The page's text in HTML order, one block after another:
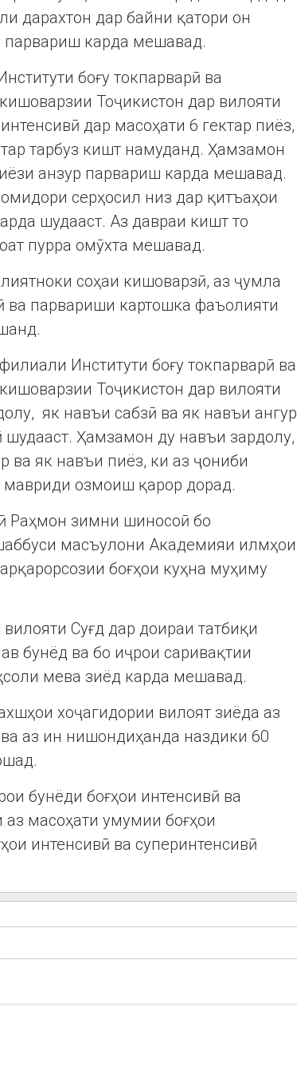
дарахтон дар байни қатори он
парвариш карда мешавад.
боғу токпарварӣ ва
Тоҷикистон дар вилояти
дар масоҳати 6 гектар пиёз,
тарбуз кишт намуданд. Ҳамзамон
анзур парвариш карда мешавад.
серҳосил низ дар қитъаҳои
шудааст. Аз давраи кишт то
пурра омӯхта мешавад.
соҳаи кишоварзӣ, аз ҷумла
ва парвариши картошка фаъолияти
Институти боғу токпарварӣ ва
Тоҷикистон дар вилояти
як навъи сабзӣ ва як навъи ангур
Ҳамзамон ду навъи зардолу,
ва як навъи пиёз, ки аз ҷониби
озмоиш қарор дорад.
Раҳмон зимни шиносоӣ бо
масъулони Академияи илмҳои
боғҳои куҳна муҳиму
Суғд дар доираи татбиқи
бунёд ва бо иҷрои саривақтии
мева зиёд карда мешавад.
хоҷагидории вилоят зиёда аз
аз ин нишондиҳанда наздики 60
бунёди боғҳои интенсивӣ ва
аз масоҳати умумии боғҳои
интенсивӣ ва суперинтенсивӣ